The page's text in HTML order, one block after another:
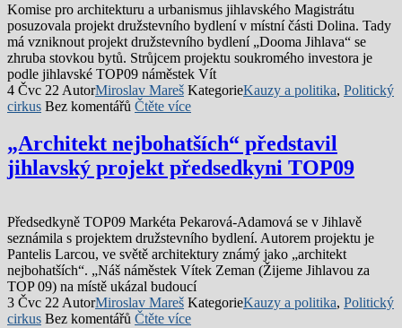
Komise pro architekturu a urbanismus jihlavského Magistrátu
posuzovala projekt družstevního bydlení v místní části Dolina. Tady
má vzniknout projekt družstevního bydlení „Dooma Jihlava“ se
zhruba stovkou bytů. Strůjcem projektu soukromého investora je
podle jihlavské TOP09 náměstek Vít
4 Čvc 22 AutorMiroslav Mareš KategorieKauzy a politika, Politický
cirkus Bez komentářů Čtěte více
„Architekt nejbohatších“ představil
jihlavský projekt předsedkyni TOP09
Předsedkyně TOP09 Markéta Pekarová-Adamová se v Jihlavě
seznámila s projektem družstevního bydlení. Autorem projektu je
Pantelis Larcou, ve světě architektury známý jako „architekt
nejbohatších“. „Náš náměstek Vítek Zeman (Žijeme Jihlavou za
TOP 09) na místě ukázal budoucí
3 Čvc 22 AutorMiroslav Mareš KategorieKauzy a politika, Politický
cirkus Bez komentářů Čtěte více